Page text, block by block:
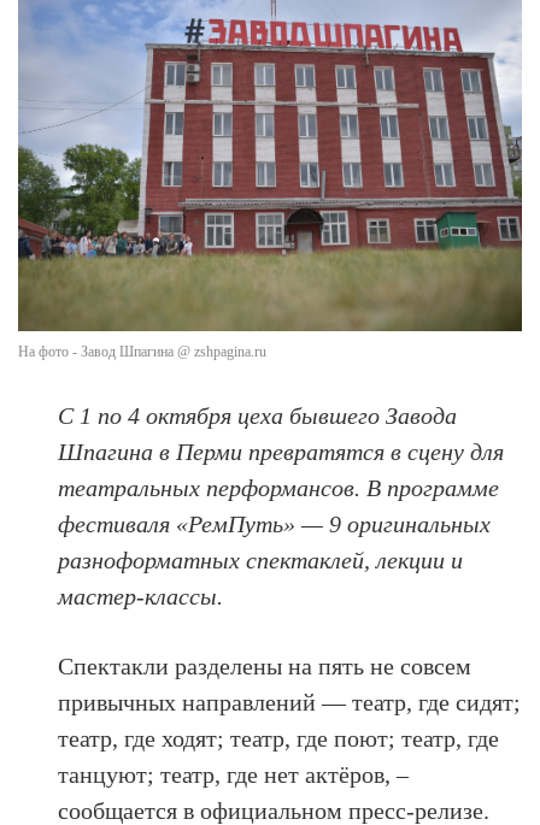
На фото - Завод Шпагина @ zshpagina.ru
С 1 по 4 октября цеха бывшего Завода
Шпагина в Перми превратятся в сцену для
театральных перформансов. В программе
фестиваля «РемПуть» — 9 оригинальных
разноформатных спектаклей, лекции и
мастер-классы.
Спектакли разделены на пять не совсем
привычных направлений — театр, где сидят;
театр, где ходят; театр, где поют; театр, где
танцуют; театр, где нет актёров, –
сообщается в официальном пресс-релизе.